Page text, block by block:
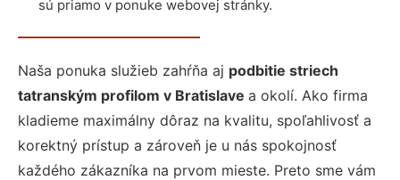
sú priamo v ponuke webovej stránky.
Naša ponuka služieb zahŕňa aj podbitie striech
tatranským profilom v Bratislave a okolí. Ako firma
kladieme maximálny dôraz na kvalitu, spoľahlivosť a
korektný prístup a zároveň je u nás spokojnosť
každého zákazníka na prvom mieste. Preto sme vám